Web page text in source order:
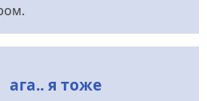
ага.. я тоже